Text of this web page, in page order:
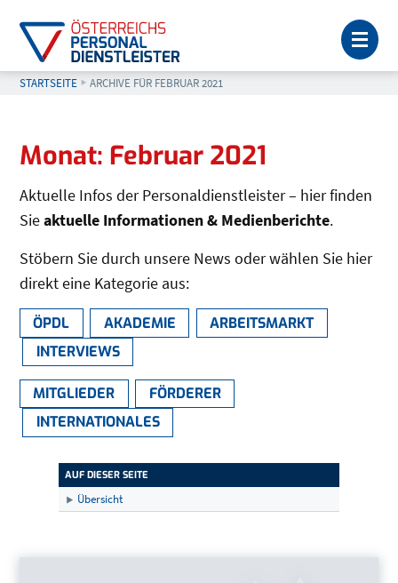
STARTSEITE AKTUELL: ARCHIVE FÜR FEBRUAR 2021
ARCHIVE FÜR FEBRUAR 2021
Monat: Februar 2021
Aktuelle Infos der Personaldienstleister – hier finden
Sieaktuelle Informationen & Medienberichte.
Stöbern Sie durch unsere News oder wählen Sie hier
direkt eine Kategorie aus:
ÖPDL AKADEMIE
ARBEITSMARKT
INTERVIEWS
MITGLIEDER
FÖRDERER
INTERNATIONALES
AUF DIESER SEITE
Übersicht